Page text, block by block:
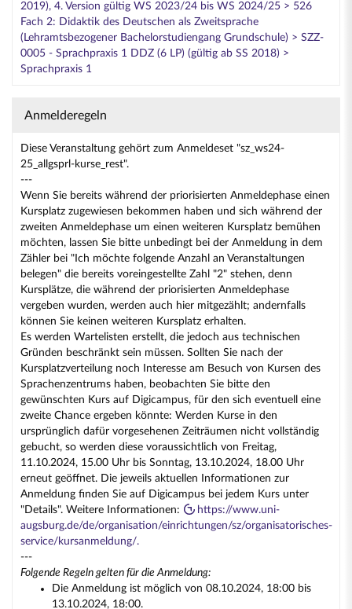
2019), 4. Version gültig WS 2023/24 bis WS 2024/25 > 526
Fach 2: Didaktik des Deutschen als Zweitsprache
(Lehramtsbezogener Bachelorstudiengang Grundschule) > SZZ-
0005 - Sprachpraxis 1 DDZ (6 LP) (gültig ab SS 2018) >
Sprachpraxis 1
Anmelderegeln
Diese Veranstaltung gehört zum Anmeldeset "sz_ws24-
25_allgsprl-kurse_rest".
---
Wenn Sie bereits während der priorisierten Anmeldephase einen
Kursplatz zugewiesen bekommen haben und sich während der
zweiten Anmeldephase um einen weiteren Kursplatz bemühen
möchten, lassen Sie bitte unbedingt bei der Anmeldung in dem
Zähler bei "Ich möchte folgende Anzahl an Veranstaltungen
belegen" die bereits voreingestellte Zahl "2" stehen, denn
Kursplätze, die während der priorisierten Anmeldephase
vergeben wurden, werden auch hier mitgezählt; andernfalls
können Sie keinen weiteren Kursplatz erhalten.
Es werden Wartelisten erstellt, die jedoch aus technischen
Gründen beschränkt sein müssen. Sollten Sie nach der
Kursplatzverteilung noch Interesse am Besuch von Kursen des
Sprachenzentrums haben, beobachten Sie bitte den
gewünschten Kurs auf Digicampus, für den sich eventuell eine
zweite Chance ergeben könnte: Werden Kurse in den
ursprünglich dafür vorgesehenen Zeiträumen nicht vollständig
gebucht, so werden diese voraussichtlich von Freitag,
11.10.2024, 15.00 Uhr bis Sonntag, 13.10.2024, 18.00 Uhr
erneut geöffnet. Die jeweils aktuellen Informationen zur
Anmeldung finden Sie auf Digicampus bei jedem Kurs unter
"Details". Weitere Informationen:
https://www.uni-
augsburg.de/de/organisation/einrichtungen/sz/organisatorisches-
service/kursanmeldung/.
---
Folgende Regeln gelten für die Anmeldung:
Die Anmeldung ist möglich von 08.10.2024, 18:00 bis
13.10.2024, 18:00.